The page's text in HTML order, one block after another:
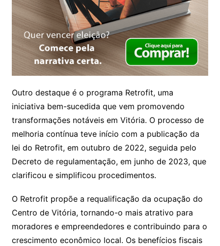
Outro destaque é o programa Retrofit, uma
iniciativa bem-sucedida que vem promovendo
transformações notáveis em Vitória. O processo de
melhoria contínua teve início com a publicação da
lei do Retrofit, em outubro de 2022, seguida pelo
Decreto de regulamentação, em junho de 2023, que
clarificou e simplificou procedimentos.
O Retrofit propõe a requalificação da ocupação do
Centro de Vitória, tornando-o mais atrativo para
moradores e empreendedores e contribuindo para o
crescimento econômico local. Os benefícios fiscais